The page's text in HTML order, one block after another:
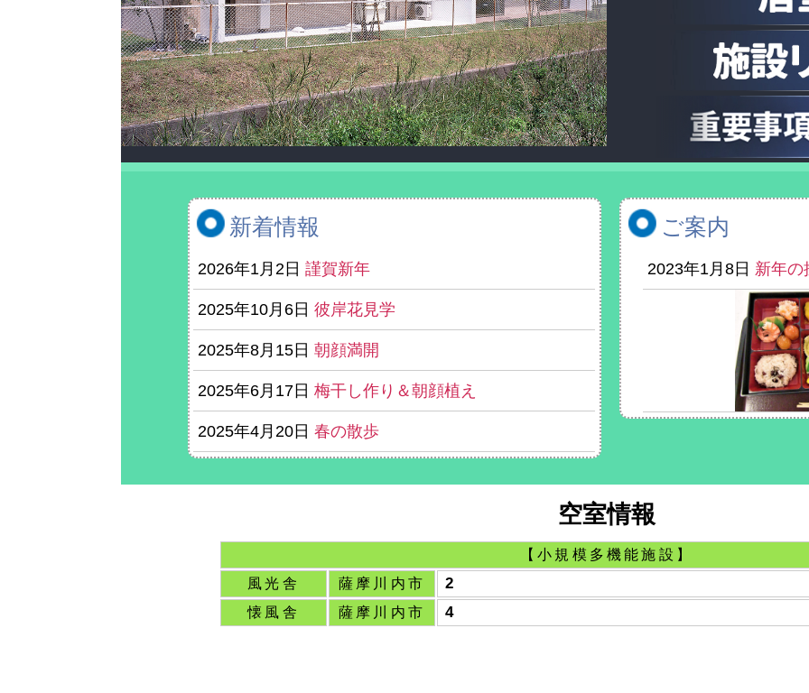
新着情報
2026年1月2日 謹賀新年
2025年10月6日 彼岸花見学
2025年8月15日 朝顔満開
2025年6月17日 梅干し作り＆朝顔植え
2025年4月20日 春の散歩
ご案内
2023年1月8日 新年の
空室情報
【小規模多機能施設】
風光舎
薩摩川内市 2
懐風舎 薩摩川内市 4